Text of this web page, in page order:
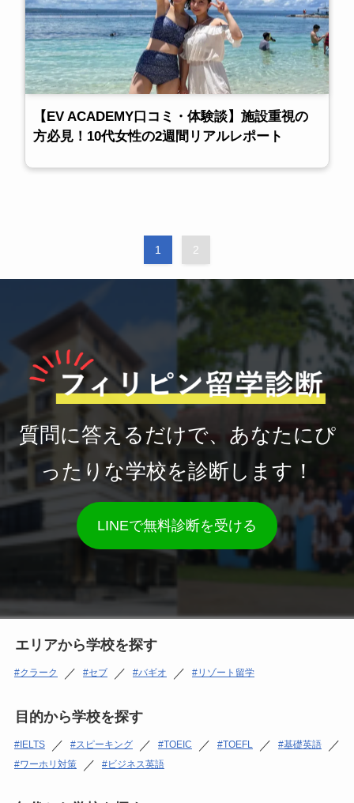
【EV ACADEMY口コミ・体験談】施設重視の
方必見！10代女性の2週間リアルレポート
1 2
質問に答えるだけで、あなたにぴ
ったりな学校を診断します！
LINEで無料診断を受ける
エリアから学校を探す
クラーク ／ セブ ／ バギオ ／ リゾート留学
目的から学校を探す
IELTS ／ スピーキング ／ TOEIC ／ TOEFL ／ 基礎英語 ／
ワーホリ対策 ／ ビジネス英語